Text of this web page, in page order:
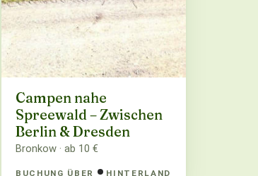
Campen nahe
Spreewald – Zwischen
Berlin & Dresden
Bronkow · ab 10 €
BUCHUNG ÜBER HINTERLAND